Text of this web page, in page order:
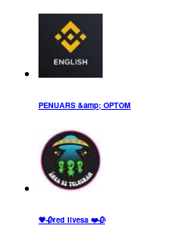
PENUARS &amp; OPTOM
🖤🥀red Iivesa ❤️🥀